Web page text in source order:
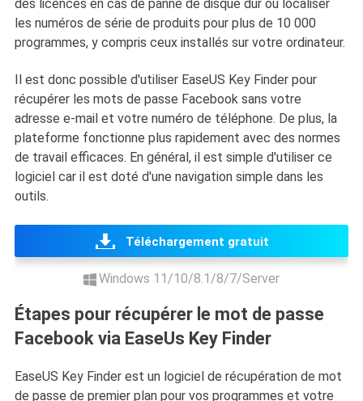
des licences en cas de panne de disque dur ou localiser
les numéros de série de produits pour plus de 10 000
programmes, y compris ceux installés sur votre ordinateur.
Il est donc possible d'utiliser EaseUS Key Finder pour
récupérer les mots de passe Facebook sans votre
adresse e-mail et votre numéro de téléphone. De plus, la
plateforme fonctionne plus rapidement avec des normes
de travail efficaces. En général, il est simple d'utiliser ce
logiciel car il est doté d'une navigation simple dans les
outils.
Téléchargement gratuit
Windows 11/10/8.1/8/7/Server
Étapes pour récupérer le mot de passe
Facebook via EaseUs Key Finder
EaseUS Key Finder est un logiciel de récupération de mot
de passe de premier plan pour vos programmes et votre